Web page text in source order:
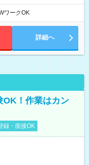
であれば、いつでも勤務可
曜日でご勤務いただけま
方が可能なお仕事です！
ワークOK
詳細へ
OK！作業はカン
録・面接OK